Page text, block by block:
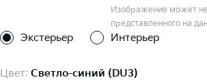
Изображение может не
представленного на
Экстерьер Интерьер
Цвет: Светло-синий (DU3)